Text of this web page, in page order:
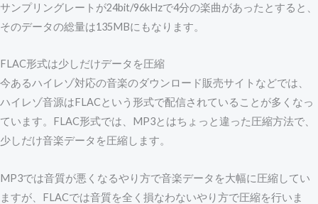
サンプリングレートが24bit/96kHzで4分の楽曲があったとすると、
そのデータの総量は135MBにもなります。
FLAC形式は少しだけデータを圧縮
今あるハイレゾ対応の音楽のダウンロード販売サイトなどでは、
ハイレゾ音源はFLACという形式で配信されていることが多くなっ
ています。FLAC形式では、MP3とはちょっと違った圧縮方法で、
少しだけ音楽データを圧縮します。
MP3では音質が悪くなるやり方で音楽データを大幅に圧縮してい
ますが、FLACでは音質を全く損なわないやり方で圧縮を行いま